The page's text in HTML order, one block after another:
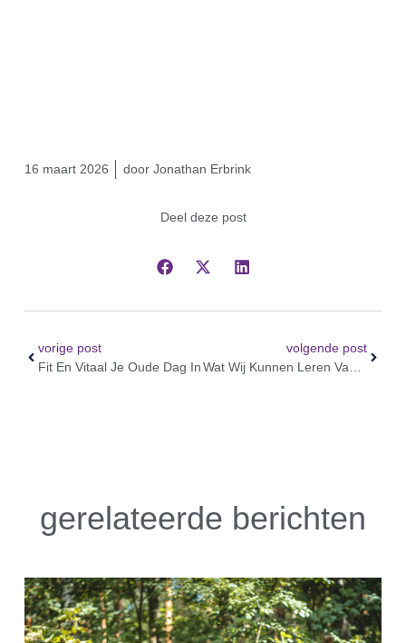
16 maart 2026 doorJonathan Erbrink
Deel deze post
vorige post
Fit En Vitaal Je Oude Dag In
volgende post
gerelateerde berichten